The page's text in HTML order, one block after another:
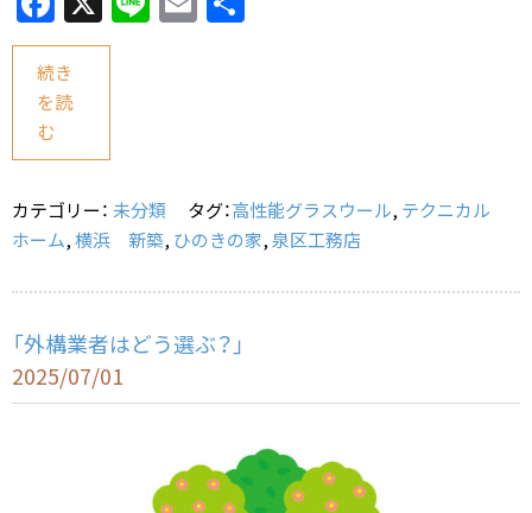
a
c
e
b
o
o
k
n m
続き
を読
む
カテゴリー： 未分類 タグ：高性能グラスウール, テクニカル
ホーム,横浜 新築, ひのきの家,泉区工務店
「外構業者はどう選ぶ？」
2025/07/01